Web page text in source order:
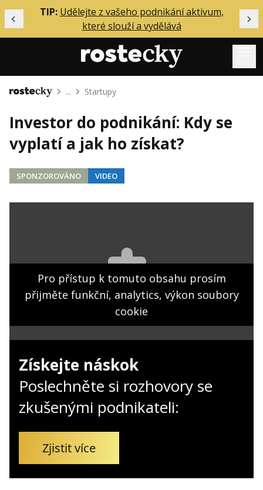
Předchozí
TIP: Udělejte z vašeho podnikání aktivum,
které slouží a vydělává
Mentoring
Podcasty
Solo
Inzerce
O mně
Kontakt
Obchodní podmínky
Hledat
Domů ... Startupy
Investor do podnikání: Kdy se
vyplatí a jak ho získat?
SPONZOROVÁNO VIDEO
Pro přístup k tomuto obsahu prosím
přijměte funkční, analytics, výkon soubory
cookie
Získejte náskok
Poslechněte si rozhovory se
zkušenými podnikateli:
Zjistit více